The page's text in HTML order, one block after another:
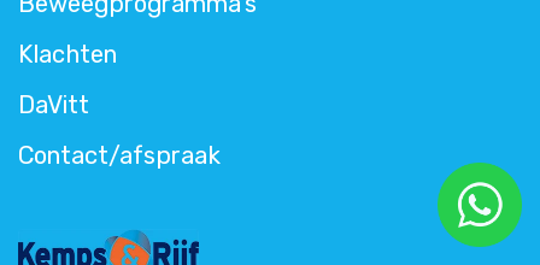
Klachten
DaVitt
Contact/afspraak